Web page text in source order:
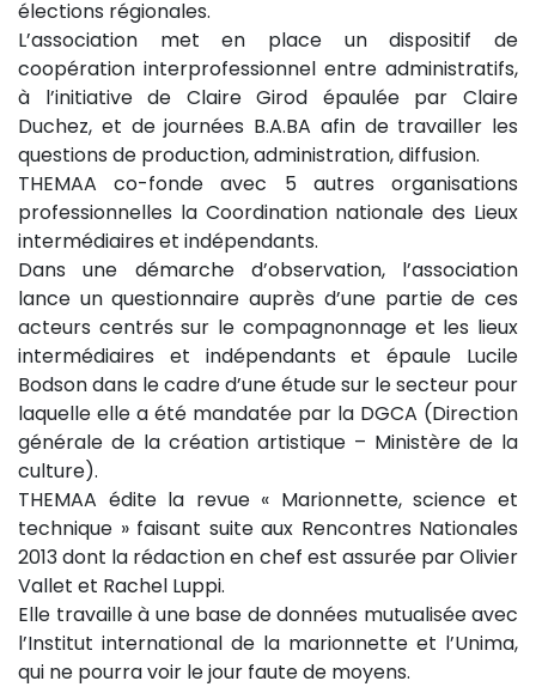
élections régionales.
L’association met en place un dispositif de
coopération interprofessionnel entre administratifs,
à l’initiative de Claire Girod épaulée par Claire
Duchez, et de journées B.A.BA afin de travailler les
questions de production, administration, diffusion.
THEMAA co-fonde avec 5 autres organisations
professionnelles la Coordination nationale des Lieux
intermédiaires et indépendants.
Dans une démarche d’observation, l’association
lance un questionnaire auprès d’une partie de ces
acteurs centrés sur le compagnonnage et les lieux
intermédiaires et indépendants et épaule Lucile
Bodson dans le cadre d’une étude sur le secteur pour
laquelle elle a été mandatée par la DGCA (Direction
générale de la création artistique – Ministère de la
culture).
THEMAA édite la revue « Marionnette, science et
technique » faisant suite aux Rencontres Nationales
2013 dont la rédaction en chef est assurée par Olivier
Vallet et Rachel Luppi.
Elle travaille à une base de données mutualisée avec
l’Institut international de la marionnette et l’Unima,
qui ne pourra voir le jour faute de moyens.